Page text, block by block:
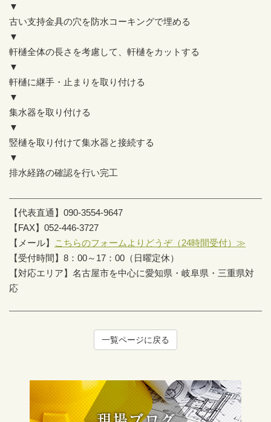
▼
古い支持金具の穴を防水コーキングで埋める
▼
軒樋全体の長さを考慮して、軒樋をカットする
▼
軒樋に継手・止まりを取り付ける
▼
集水器を取り付ける
▼
竪樋を取り付けて集水器と接続する
▼
排水経路の確認を行い完工
【代表直通】090-3554-9647
【FAX】052-446-3727
【メール】
こちらのフォームよりどうぞ（24時間受付）≫
【受付時間】8：00～17：00（日曜定休）
【対応エリア】名古屋市を中心に愛知県・岐阜県・三重県対
応
一覧ページに戻る